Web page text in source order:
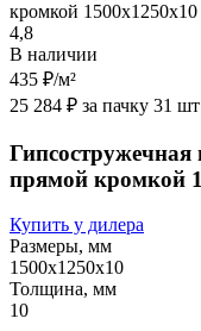
4,8
В наличии
435 ₽/м²
25 284 ₽ за пачку 31 шт
прямой кромкой
Купить у дилера
Размеры, мм
1500х1250х10
Толщина, мм
10